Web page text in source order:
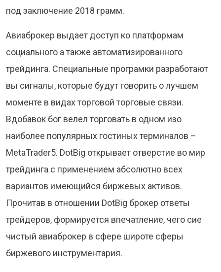
под заключение 2018 грамм.
Авиаброкер выдает доступ ко платформам
социального а также автоматизированного
трейдинга. Специальные програмки разработают
вы сигналы, которые будут говорить о лучшем
моменте в видах торговой торговые связи.
Вдобавок бог велел торговать в одном изо
наиболее популярных гостиных терминалов –
MetaTrader5. DotBig открывает отверстие во мир
трейдинга с применением абсолютно всех
вариантов имеющийся биржевых активов.
Прочитав в отношении DotBig брокер ответы
трейдеров, формируется впечатление, чего сие
чистый авиаброкер в сфере широте сферы
биржевого инструментария.